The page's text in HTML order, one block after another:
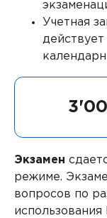
Компания
Контакты
Клиенты и
DATAREON
DATAREON
Пресс-центр
Анонсы
СМИ о нас
Услуги
знаниям
Партнеры
Учетная
Экзамен
режиме.
вопросов по